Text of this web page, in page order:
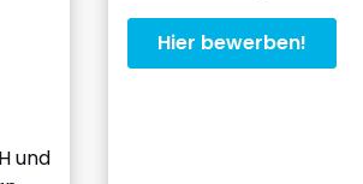
und
Hier bewerben!